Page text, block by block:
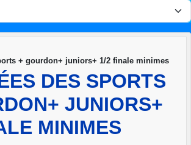
+ gourdon+ juniors+ 1/2 finale minimes
DES SPORTS
JUNIORS+
MINIMES